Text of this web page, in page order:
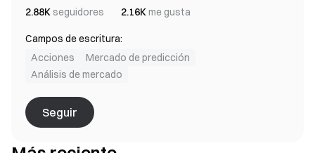
2.88Kseguidores 2.16Kme gusta
Campos de escritura:
Acciones
Mercado de predicción
Análisis de mercado
Seguir